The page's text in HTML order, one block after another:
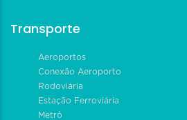
Transporte
Aeroportos
Conexão Aeroporto
Rodoviária
Estação Ferroviária
Metrô